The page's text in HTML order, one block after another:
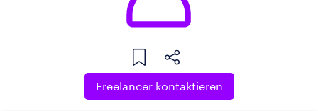
Freelancer kontaktieren